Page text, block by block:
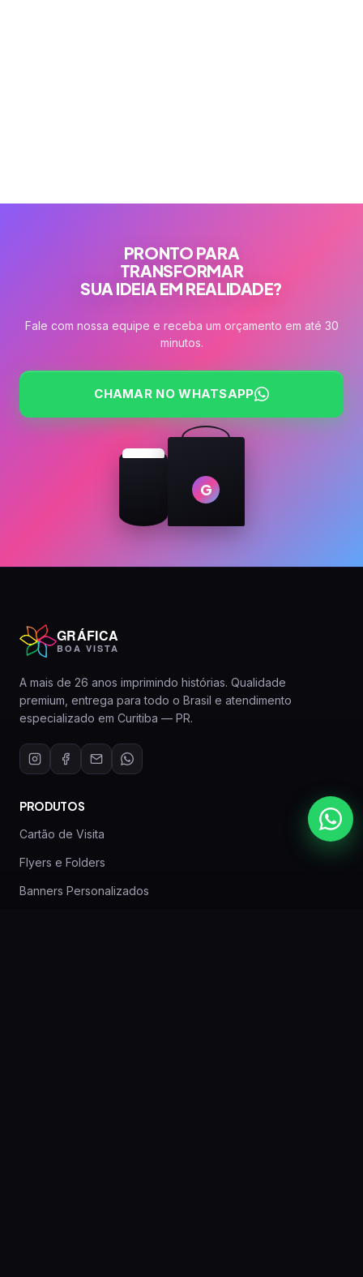
PRONTO PARA
TRANSFORMAR
SUA IDEIA EM REALIDADE?
Fale com nossa equipe e receba um orçamento em até 30
minutos.
CHAMAR NO WHATSAPP
G
GRÁFICA
BOA VISTA
A mais de 26 anos imprimindo histórias. Qualidade
premium, entrega para todo o Brasil e atendimento
especializado em Curitiba — PR.
PRODUTOS
Cartão de Visita
Flyers e Folders
Banners Personalizados